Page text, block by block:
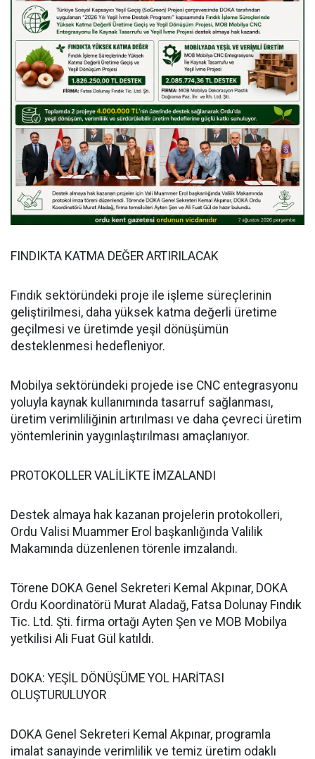
FINDIKTA KATMA DEĞER ARTIRILACAK
Fındık sektöründeki proje ile işleme süreçlerinin
geliştirilmesi, daha yüksek katma değerli üretime
geçilmesi ve üretimde yeşil dönüşümün
desteklenmesi hedefleniyor.
Mobilya sektöründeki projede ise CNC entegrasyonu
yoluyla kaynak kullanımında tasarruf sağlanması,
üretim verimliliğinin artırılması ve daha çevreci üretim
yöntemlerinin yaygınlaştırılması amaçlanıyor.
PROTOKOLLER VALİLİKTE İMZALANDI
Destek almaya hak kazanan projelerin protokolleri,
Ordu Valisi Muammer Erol başkanlığında Valilik
Makamında düzenlenen törenle imzalandı.
Törene DOKA Genel Sekreteri Kemal Akpınar, DOKA
Ordu Koordinatörü Murat Aladağ, Fatsa Dolunay Fındık
Tic. Ltd. Şti. firma ortağı Ayten Şen ve MOB Mobilya
yetkilisi Ali Fuat Gül katıldı.
DOKA: YEŞİL DÖNÜŞÜME YOL HARİTASI
OLUŞTURULUYOR
DOKA Genel Sekreteri Kemal Akpınar, programla
imalat sanayinde verimlilik ve temiz üretim odaklı